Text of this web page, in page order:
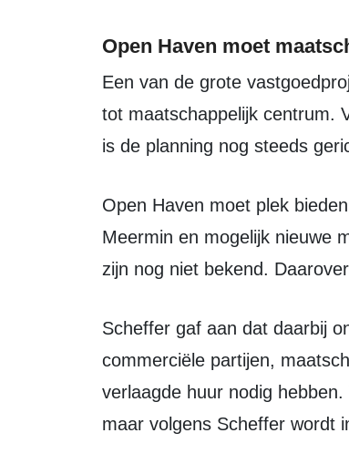
Open Haven moet
Een van de grote vastgoedprojecten is Open Haven. Het pand wordt verbouwd
tot maatschappelijk centrum.
is de planning nog steeds
Open Haven moet plek bieden aan bestaande huurders, organisaties uit De
Meermin en mogelijk nieuwe
zijn nog niet bekend.
Scheffer gaf aan dat daarbij onderscheid kan worden gemaakt tussen
commerciële partijen,
verlaagde huur nodig
maar volgens Scheffer wordt